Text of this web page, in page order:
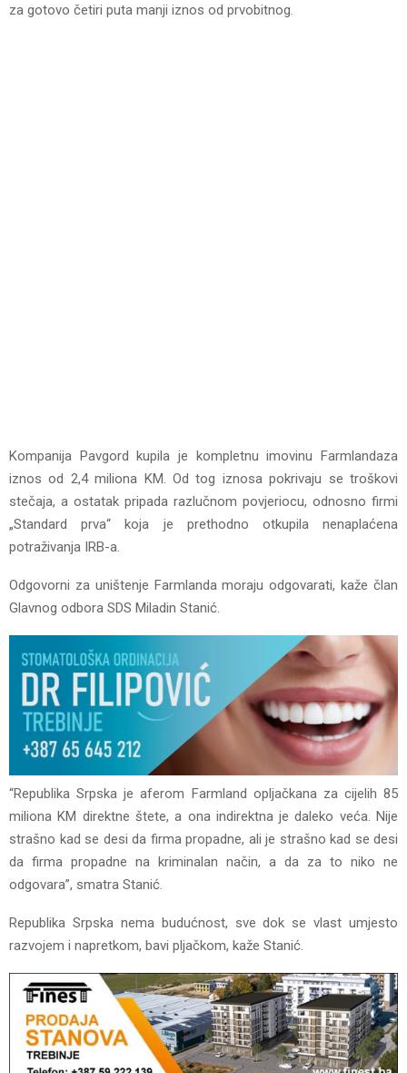
za gotovo četiri puta manji iznos od prvobitnog.
Kompanija Pavgord kupila je kompletnu imovinu Farmlandaza
iznos od 2,4 miliona KM. Od tog iznosa pokrivaju se troškovi
stečaja, a ostatak pripada razlučnom povjeriocu, odnosno firmi
„Standard prva“ koja je prethodno otkupila nenaplaćena
potraživanja IRB-a.
Odgovorni za uništenje Farmlanda moraju odgovarati, kaže član
Glavnog odbora SDS Miladin Stanić.
“Republika Srpska je aferom Farmland opljačkana za cijelih 85
miliona KM direktne štete, a ona indirektna je daleko veća. Nije
strašno kad se desi da firma propadne, ali je strašno kad se desi
da firma propadne na kriminalan način, a da za to niko ne
odgovara”, smatra Stanić.
Republika Srpska nema budućnost, sve dok se vlast umjesto
razvojem i napretkom, bavi pljačkom, kaže Stanić.